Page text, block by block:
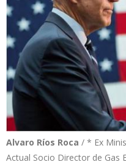
Alvaro Ríos Roca / * Ex
Actual Socio Director de Gas